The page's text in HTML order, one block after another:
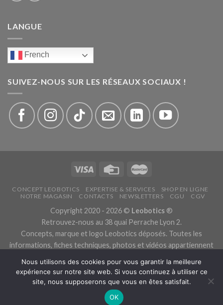
LANGUE
French
SUIVEZ-NOUS SUR LES RÉSEAUX SOCIAUX !
CONCEPT LEOBOTICS EXPERTISE & SERVICES
SHOP EN LIGNE
NOTRE MAGASIN
CONTACTS NEWSLETTERS CGU CGV
Copyright 2020 - 2026 © Leobotics ®
Retrouvez-nous au 38 quai Perrache Lyon 2.
Concepts, marque et logo Leobotics déposés. Toutes les
informations, fiches techniques, photos et vidéos appartiennent
Les traductions sont automatiques, veuillez nous excuser pour
les traductions erronées.
Politique de confidentialité.
Nous utilisons des cookies pour vous garantir la meilleure
expérience sur notre site web. Si vous continuez à utiliser ce
site, nous supposerons que vous en êtes satisfait.
OK